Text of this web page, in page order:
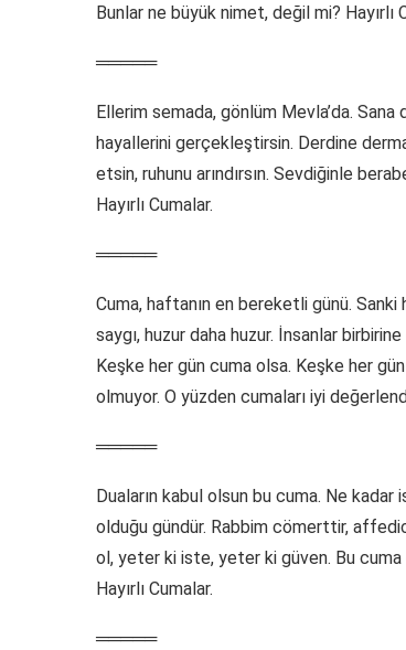
Bunlar ne büyük nimet, değil mi? Hayırlı
═════
Ellerim semada, gönlüm Mevla’da.
hayallerini gerçekleştirsin. Derdine
etsin, ruhunu arındırsın. Sevdiğinle
Hayırlı Cumalar.
═════
Cuma, haftanın en bereketli günü.
saygı, huzur daha huzur. İnsanlar
Keşke her gün cuma olsa. Keşke her
olmuyor. O yüzden cumaları iyi
═════
Duaların kabul olsun bu cuma. Ne
olduğu gündür. Rabbim cömerttir,
ol, yeter ki iste, yeter ki güven. Bu cuma
Hayırlı Cumalar.
═════